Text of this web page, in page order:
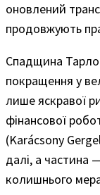
оновлений
продовжують
Спадщина
покращення у
лише яскравої
фінансової
(Karácsony
далі, а частина
колишнього